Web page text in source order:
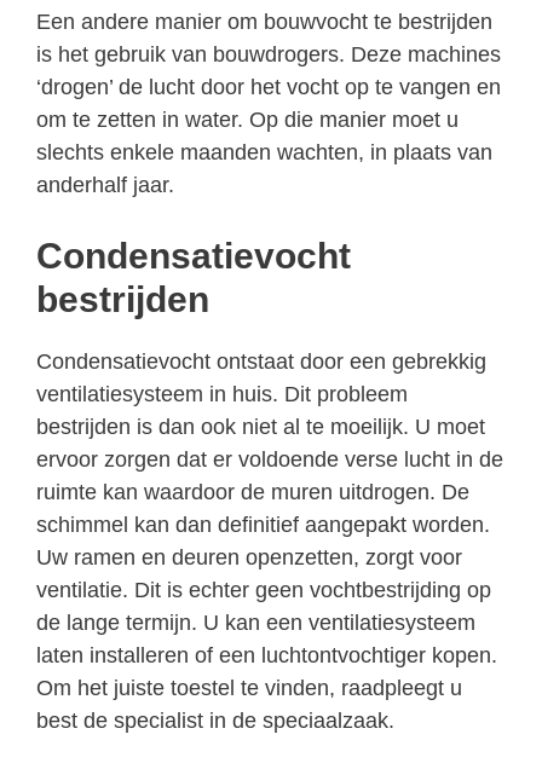
Een andere manier om bouwvocht te bestrijden
is het gebruik van bouwdrogers. Deze machines
‘drogen’ de lucht door het vocht op te vangen en
om te zetten in water. Op die manier moet u
slechts enkele maanden wachten, in plaats van
anderhalf jaar.
Condensatievocht
bestrijden
Condensatievocht ontstaat door een gebrekkig
ventilatiesysteem in huis. Dit probleem
bestrijden is dan ook niet al te moeilijk. U moet
ervoor zorgen dat er voldoende verse lucht in de
ruimte kan waardoor de muren uitdrogen. De
schimmel kan dan definitief aangepakt worden.
Uw ramen en deuren openzetten, zorgt voor
ventilatie. Dit is echter geen vochtbestrijding op
de lange termijn. U kan een ventilatiesysteem
laten installeren of een luchtontvochtiger kopen.
Om het juiste toestel te vinden, raadpleegt u
best de specialist in de speciaalzaak.